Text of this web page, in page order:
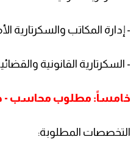
- إدارة المكاتب والسكرتارية
- السكرتارية القانونية
خامساً: مطلوب محاسب -
التخصصات المطلوبة: